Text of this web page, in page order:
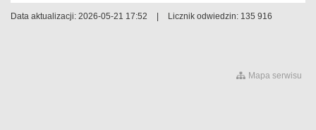
Data aktualizacji: 2026-05-21 17:52 Licznik odwiedzin: 135 916
Mapa serwisu